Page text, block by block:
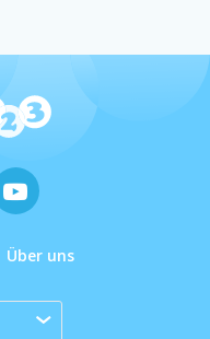
Über uns